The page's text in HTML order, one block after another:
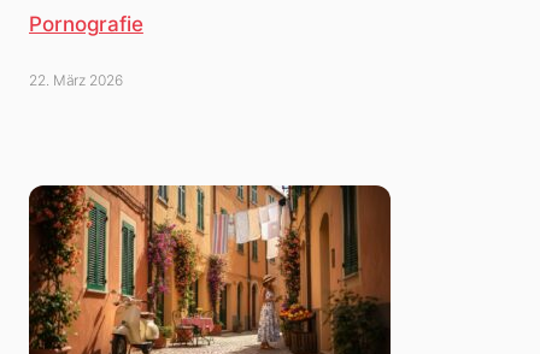
Pornografie
22. März 2026